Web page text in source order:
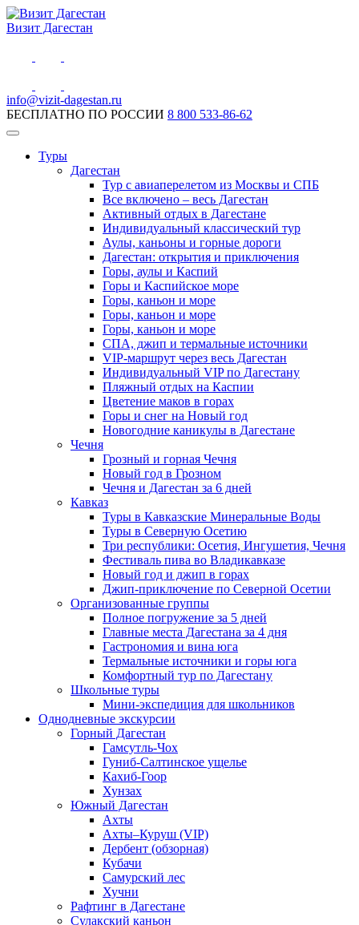
Визит Дагестан
info@vizit-dagestan.ru
БЕСПЛАТНО ПО РОССИИ 8 800 533-86-62
Туры
Дагестан
Тур с авиаперелетом из Москвы и СПБ
Все включено – весь Дагестан
Активный отдых в Дагестане
Индивидуальный классический тур
Аулы, каньоны и горные дороги
Дагестан: открытия и приключения
Горы, аулы и Каспий
Горы и Каспийское море
Горы, каньон и море
Горы, каньон и море
Горы, каньон и море
СПА, джип и термальные источники
VIP-маршрут через весь Дагестан
Индивидуальный VIP по Дагестану
Пляжный отдых на Каспии
Цветение маков в горах
Горы и снег на Новый год
Новогодние каникулы в Дагестане
Чечня
Грозный и горная Чечня
Новый год в Грозном
Чечня и Дагестан за 6 дней
Кавказ
Туры в Кавказские Минеральные Воды
Туры в Северную Осетию
Три республики: Осетия, Ингушетия, Чечня
Фестиваль пива во Владикавказе
Новый год и джип в горах
Джип-приключение по Северной Осетии
Организованные группы
Полное погружение за 5 дней
Главные места Дагестана за 4 дня
Гастрономия и вина юга
Термальные источники и горы юга
Комфортный тур по Дагестану
Школьные туры
Мини-экспедиция для школьников
Однодневные экскурсии
Горный Дагестан
Гамсутль-Чох
Гуниб-Салтинское ущелье
Кахиб-Гоор
Хунзах
Южный Дагестан
Ахты
Ахты–Куруш (VIP)
Дербент (обзорная)
Кубачи
Самурский лес
Хучни
Рафтинг в Дагестане
Сулакский каньон